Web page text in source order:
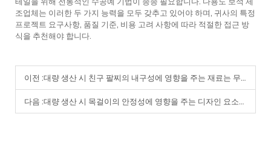
조업체는 이러한 두 가지 능력을 모두 갖추고 있어야 하며, 귀사의 특정
프로젝트 요구사항, 품질 기준, 비용 고려 사항에 따라 적절한 접근 방
식을 추천해야 합니다.
이전 :대량 생산 시 친구 팔찌의 내구성에 영향을 주는 재료는 무엇인가요?
다음 :대량 생산 시 목걸이의 안정성에 영향을 주는 디자인 요소는 무엇인가요?